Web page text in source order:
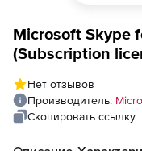
Microsoft Skype
(Subscription
product, add-on
Languages
Нет отзывов
Производитель:
Скопировать ссылку